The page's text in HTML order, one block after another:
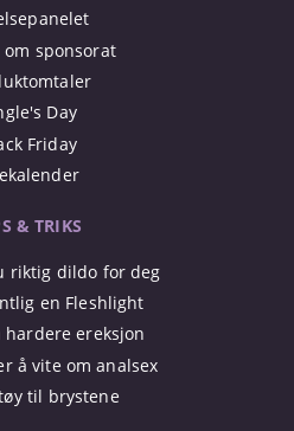
om sponsorat
Day
Friday
& TRIKS
riktig dildo for deg
en Fleshlight
hardere ereksjon
å vite om analsex
til brystene